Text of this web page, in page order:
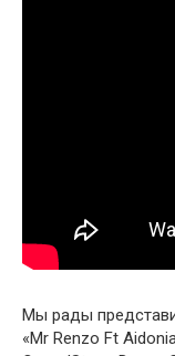
Мы рады
«Mr Renzo Ft